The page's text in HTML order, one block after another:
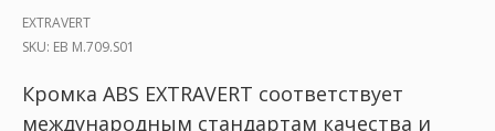
EXTRAVERT
SKU: ЕВ M.709.S01
Кромка ABS EXTRAVERT соответствует
международным стандартам качества и